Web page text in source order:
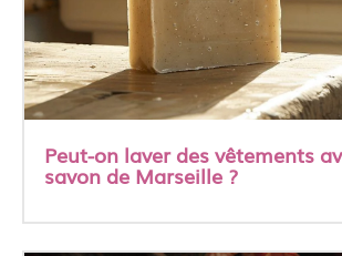
Peut-on laver des vêtements
savon de Marseille ?